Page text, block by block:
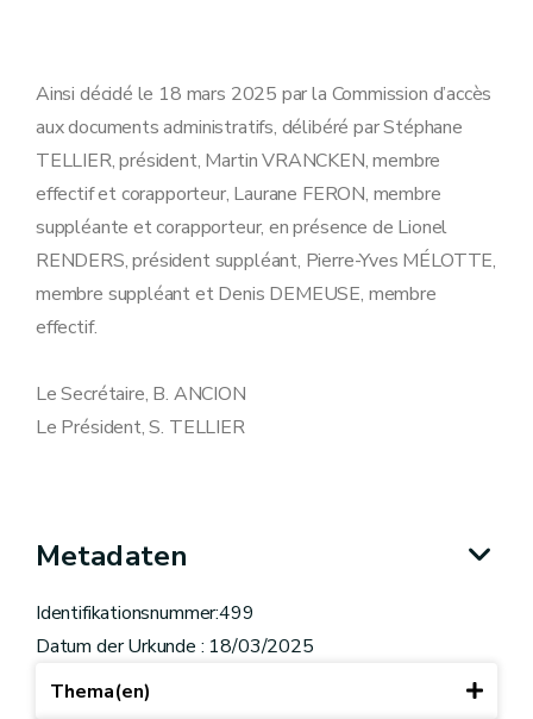
Ainsi décidé le 18 mars 2025 par la Commission d’accès
aux documents administratifs, délibéré par Stéphane
TELLIER, président, Martin VRANCKEN, membre
effectif et corapporteur, Laurane FERON, membre
suppléante et corapporteur, en présence de Lionel
RENDERS, président suppléant, Pierre-Yves MÉLOTTE,
membre suppléant et Denis DEMEUSE, membre
effectif.
Le Secrétaire, B. ANCION
Le Président, S. TELLIER
Metadaten
Identifikationsnummer:499
Datum der Urkunde : 18/03/2025
Thema(en)